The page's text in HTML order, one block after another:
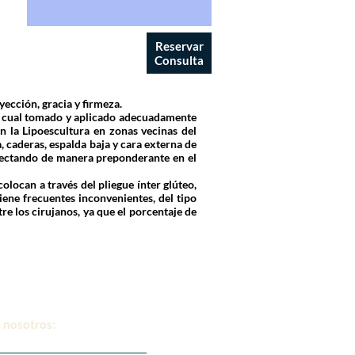
gracia y firmeza.
tomado y aplicado adecuadamente
la Lipoescultura en zonas vecinas del
espalda baja y cara externa de
de manera preponderante en el
a través del pliegue ínter glúteo,
frecuentes inconvenientes, del tipo
los cirujanos, ya que el porcentaje de
Reservar
Consulta
nosotros: